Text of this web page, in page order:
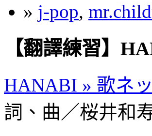
» j-pop,
【翻譯練習】
HANABI » 歌ネ
詞、曲／桜井和